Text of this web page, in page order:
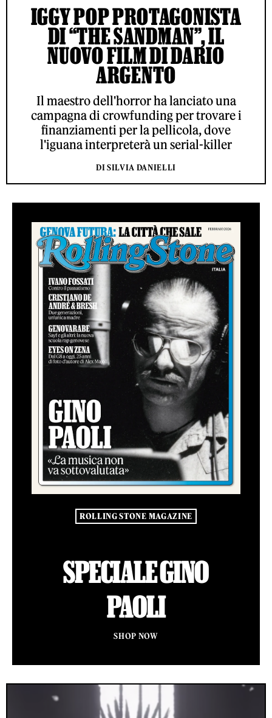
IGGY POP PROTAGONISTA
DI “THE SANDMAN”, IL
NUOVO FILM DI DARIO
ARGENTO
Il maestro dell'horror ha lanciato una
campagna di crowfunding per trovare i
finanziamenti per la pellicola, dove
l'iguana interpreterà un serial-killer
DI SILVIA DANIELLI
ROLLING STONE MAGAZINE
SPECIALE GINO
PAOLI
SHOP NOW